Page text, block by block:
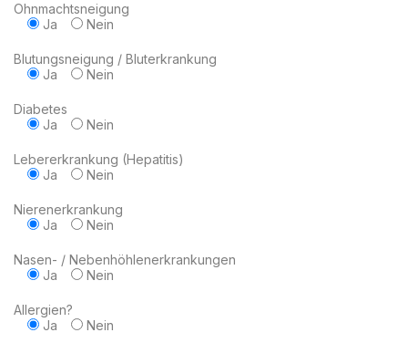
Ohnmachtsneigung
Ja
Nein
Blutungsneigung / Bluterkrankung
Ja
Nein
Diabetes
Ja
Nein
Lebererkrankung (Hepatitis)
Ja
Nein
Nierenerkrankung
Ja
Nein
Nasen- / Nebenhöhlenerkrankungen
Ja
Nein
Allergien?
Ja
Nein